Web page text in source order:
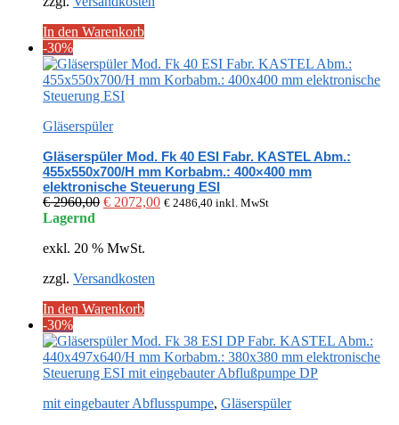
In den Warenkorb
-30%
Gläserspüler
Gläserspüler Mod. Fk 40 ESI Fabr. KASTEL Abm.:
455x550x700/H mm Korbabm.: 400×400 mm
elektronische Steuerung ESI
€2960,00 Ursprünglicher
€ 2960,00
€ 2072,00Aktueller
€ 2486,40 inkl. MwSt
Lagernd
exkl. 20 % MwSt.
zzgl. Versandkosten
In den Warenkorb
-30%
mit eingebauter Abflusspumpe, Gläserspüler